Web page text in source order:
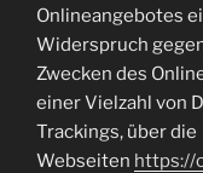
Onlineangebotes
Widerspruch
Zwecken des
einer Vielzahl von
Trackings, über die
Webseiten https://